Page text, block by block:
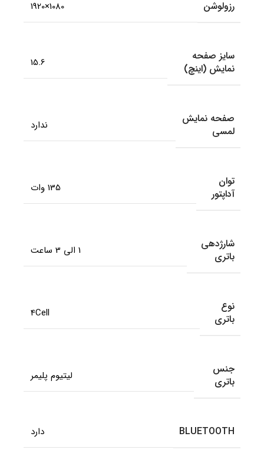
رزولوشن 1080×1920
سایز صفحه
نمایش (اینچ)
15.6
صفحه نمایش
لمسی
ندارد
توان
آداپتور
135 وات
شارژدهی
باتری
1 الی 3 ساعت
نوع
باتری
4Cell
جنس
باتری
لیتیوم پلیمر
BLUETOOTH دارد